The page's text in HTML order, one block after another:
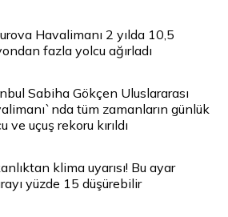
Havalimanı 2 yılda 10,5
fazla yolcu ağırladı
Sabiha Gökçen Uluslararası
tüm zamanların günlük
ve uçuş rekoru kırıldı
klima uyarısı! Bu ayar
yüzde 15 düşürebilir